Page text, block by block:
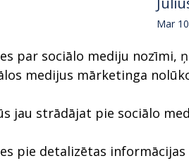
Mar
par sociālo mediju nozīmi,
medijus mārketinga
jau strādājat pie sociālo
pie detalizētas